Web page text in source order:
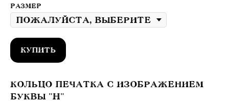
РАЗМЕР
КУПИТЬ
КОЛЬЦО ПЕЧАТКА С ИЗОБРАЖЕНИЕМ
БУКВЫ "H"